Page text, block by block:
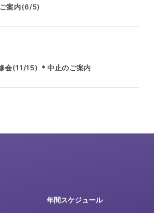
案内(6/5)
会(11/15) ＊中止のご案内
年間スケジュール